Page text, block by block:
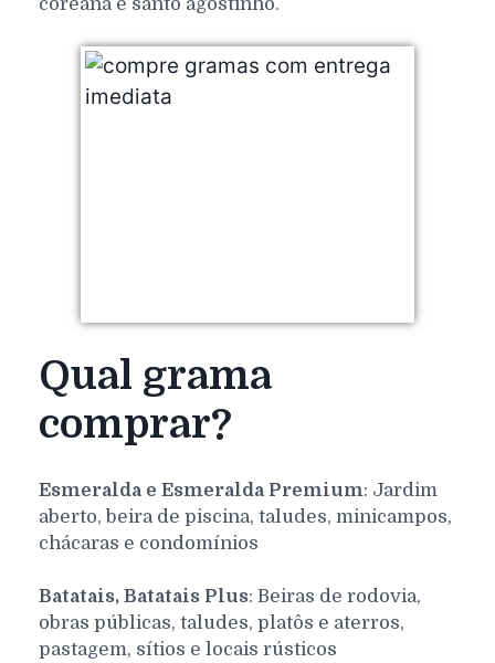
Qual grama
comprar?
Esmeralda e Esmeralda Premium: Jardim
aberto, beira de piscina, taludes, minicampos,
chácaras e condomínios
Batatais, Batatais Plus: Beiras de rodovia,
obras públicas, taludes, platôs e aterros,
pastagem, sítios e locais rústicos